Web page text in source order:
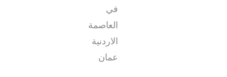
في
العاصمة
الاردنية
عمان